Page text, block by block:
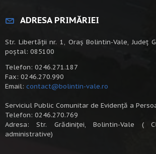
ADRESA PRIMĂRIEI
Str. Libertății nr. 1, Oraș Bolintin-Vale, Județ
poștal: 085100
Telefon: 0246.271.187
Fax: 0246.270.990
Email: contact@bolintin-vale.ro
Serviciul Public Comunitar de Evidență a
Telefon: 0246.270.769
Adresa: Str. Grădiniței, Bolintin-Vale (
administrative)